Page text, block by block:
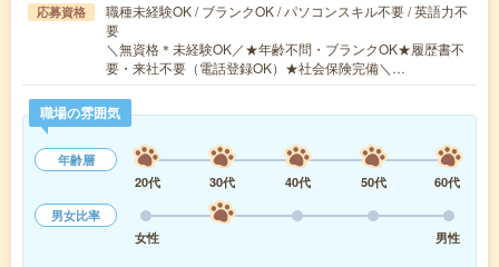
応募資格
職種未経験OK / ブランクOK / パソコンスキル不要 / 英語力不
要
＼無資格＊未経験OK／★年齢不問・ブランクOK★履歴書不
要・来社不要（電話登録OK）★社会保険完備＼…
職場の雰囲気
年齢層
20代
30代 40代 50代
60代
男女比率
女性
男性